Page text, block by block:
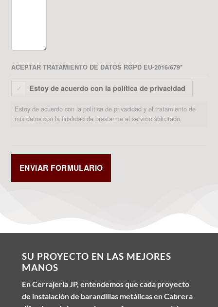
ACEPTAR TRATAMIENTO DE DATOS RGPD EU-2016/679*
Estoy de acuerdo con la política de privacidad
Estoy de acuerdo con la política de privacidad y el tratamiento de
mis datos con la finalidad de prestarme el servicio solicitado.
SU PROYECTO EN LAS MEJORES
MANOS
En Cerrajería JP, entendemos que cada proyecto
de instalación de barandillas metálicas en Cabrera